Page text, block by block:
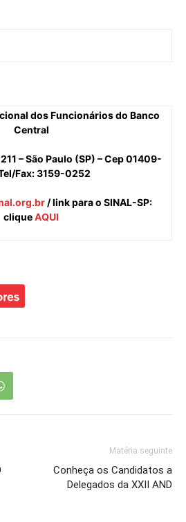
dos Funcionários do Banco
Central
– São Paulo (SP) – Cep 01409-
Fax: 3159-0252
/ link para o SINAL-SP:
cliqueAQUI
Matéria seguinte
Conheça os Candidatos a
Delegados da XXII AND